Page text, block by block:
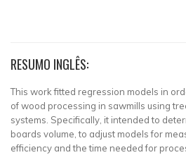
RESUMO INGLÊS:
This work fitted regression models in
of wood processing in sawmills using
systems. Specifically, it intended to
boards volume, to adjust models for
efficiency and the time needed for